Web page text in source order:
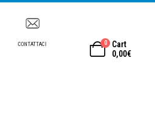
CONTATTACI 0
Cart
0,00€